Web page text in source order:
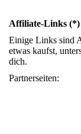
Affiliate-Links (*)
Einige Links sind
etwas kaufst,
dich.
Partnerseiten: